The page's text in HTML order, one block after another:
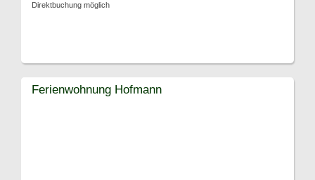
Direktbuchung möglich
Ferienwohnung Hofmann